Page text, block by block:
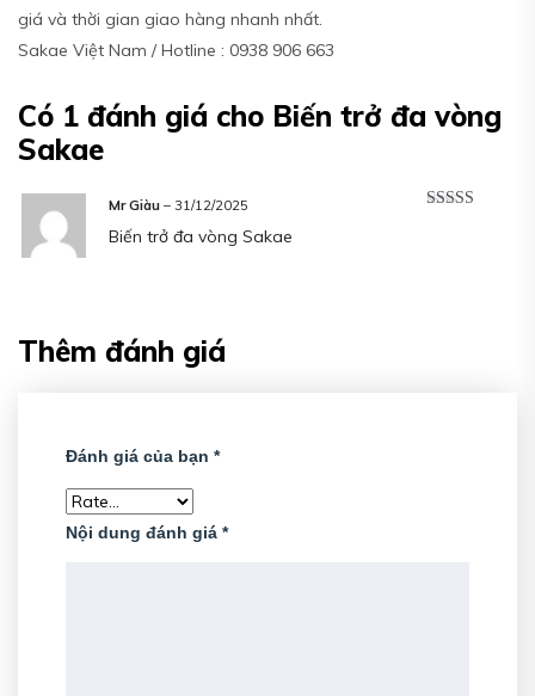
giá và thời gian giao hàng nhanh nhất.
Sakae Việt Nam / Hotline : 0938 906 663
Có 1 đánh giá cho Biến trở đa vòng
Sakae
Mr Giàu – 31/12/2025
Biến trở đa vòng Sakae
Thêm đánh giá
Đánh giá của bạn *
Nội dung đánh giá *